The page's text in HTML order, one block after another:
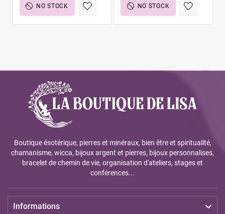
NO STOCK NO STOCK
Boutique ésotérique, pierres et minéraux, bien être et spiritualité,
chamanisme, wicca, bijoux argent et pierres, bijoux personnalises,
bracelet de chemin de vie, organisation d'ateliers, stages et
conférences...
Informations 